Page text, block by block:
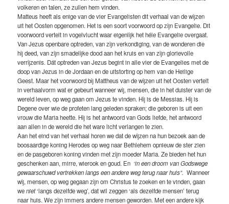
volkeren en talen, ze zullen hem vinden.
Matteus heeft als enige van de vier Evangelisten dit verhaal van de wijzen
uit het Oosten opgenomen. Het is een soort voorwoord op zijn Evangelie. Dit
voorwoord vertelt in vogelvlucht waar eigenlijk het héle Evangelie overgaat.
Van Jezus openbare optreden, van zijn verkondiging, van de wonderen die
hij deed, van zijn smadelijke dood aan het kruis en van zijn glorievolle
verrijzenis. Dát optreden van Jezus begint in alle vier de Evangelies met de
doop van Jezus in de Jordaan en de uitstorting op hem van de Heilige
Geest. Maar het voorwoord bij Mattheus van de wijzen uit het Oosten vertelt
in verhaalvorm wat er gebeurt wanneer wij, mensen, die in het duister van de
wereld leven, op weg gaan om Jezus te vinden. Hij is de Messias. Hij is
Degene over wie de profeten lang geleden spraken; die geboren is uit een
vrouw die Maria heette. Hij is het antwoord van Gods liefde, het antwoord
aan allen in de wereld die het ware licht verlangen te zien.
Aan het eind van het verhaal horen we dat de wijzen na hun bezoek aan de
boosaardige koning Herodes op weg naar Bethlehem opnieuw de ster zien
en de pasgeboren koning vinden met zijn moeder Maria. Ze bieden het hun
geschenken aan, mirre, wierook en goud. En ‘in een droom van Godswege
gewaarschuwd vertrekken langs een andere weg terug naar huis”. Wanneer
wij, mensen, op weg gegaan zijn om Christus te zoeken en te vinden, gaan
weniet‘langs dezelfde weg’, dat wil zeggen ‘als dezelfde mensen’ terug
naar huis. We zijn immers andere mensen geworden. Met een andere kijk